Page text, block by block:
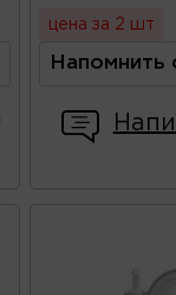
цена за 2 шт
Напомнить